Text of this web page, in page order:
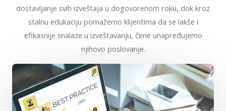
dostavljanje svih izveštaja u dogovorenom roku, dok kroz
stalnu edukaciju pomažemo klijentima da se lakše i
efikasnije snalaze u izveštavanju, čime unapređujemo
njihovo poslovanje.